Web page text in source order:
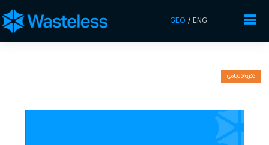
GEO /ENG
დახმარება